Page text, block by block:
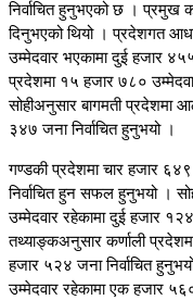
निर्वाचित हुनुभएको छ । प्रमुख
दिनुभएको थियो । प्रदेशगत
उम्मेदवार भएकामा दुई हजार
प्रदेशमा १५ हजार ७८०
सोहीअनुसार बागमती प्रदेशमा
३४७ जना निर्वाचित हुनुभयो ।
गण्डकी प्रदेशमा चार हजार
निर्वाचित हुन सफल हुनुभयो ।
उम्मेदवार रहेकामा दुई हजार
तथ्याङ्कअनुसार कर्णाली
हजार ५२४ जना निर्वाचित
उम्मेदवार रहेकामा एक हजार